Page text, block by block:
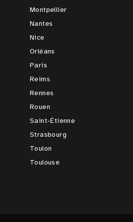
Montpellier
Nantes
Nice
Orléans
Paris
Reims
Rennes
Rouen
Saint-Étienne
Strasbourg
Toulon
Toulouse